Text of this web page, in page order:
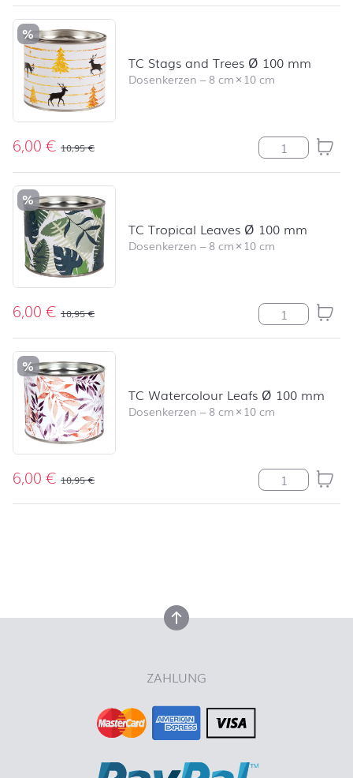
%
TC Stags and Trees Ø 100 mm
Dosenkerzen –8 cm× 10 cm
6,00€ 10,95€ TC Stags and
%
TC Tropical Leaves Ø 100 mm
Dosenkerzen –8 cm× 10 cm
6,00€ 10,95€ TC Tropical
%
TC Watercolour Leafs Ø 100 mm
Dosenkerzen –8 cm× 10 cm
6,00€ 10,95€ TC
nach oben
ZAHLUNG